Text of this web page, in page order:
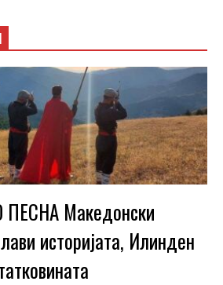
Македонски
историјата, Илинден